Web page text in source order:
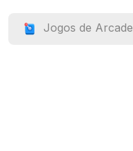
Jogos de Arcade